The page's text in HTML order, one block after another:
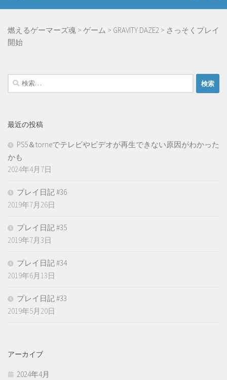
燃えるゲーマーズ魂 > ゲーム > GRAVITY DAZE2 > さっそくプレイ
開始
検
索:
最近の投稿
PS5＆torneでテレビやビデオが再生できない原因がわかった
かも
2024年4月7日
プレイ日記 #36
2019年7月26日
プレイ日記 #35
2019年7月3日
プレイ日記 #34
2019年6月13日
プレイ日記 #33
2019年5月20日
アーカイブ
2024年4月